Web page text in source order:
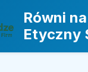
Równi
Etyczny